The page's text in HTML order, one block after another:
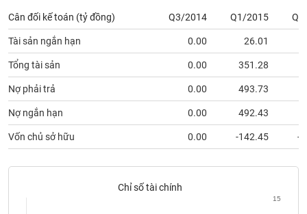
Cân đối kế toán (tỷ đồng) Q3/2014 Q1/2015
Tài sản ngắn hạn 0.00 26.01
Tổng tài sản 0.00 351.28
Nợ phải trả 0.00 493.73
Nợ ngắn hạn 0.00 492.43
Vốn chủ sở hữu 0.00 -142.45 -
Chỉ số tài chính
15
tài
Công
cụ
đầu
tư